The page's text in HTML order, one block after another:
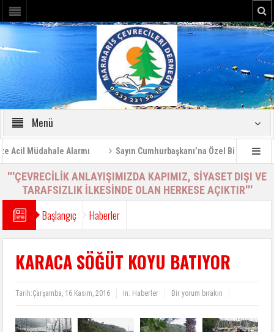
Menü
Müdahale Alarmı Sayın Cumhurbaşkanı’na Özel Bilgilendirme
'''ÇEVRECİLİK ANLAYIŞIMIZDA KAPIMIZ, SİYASET DIŞI VE
TARAFSIZLIK İLKESİNDE OLAN HERKESE AÇIKTIR'''
Başlangıç Haberler
KARACA SÖĞÜT KOYU BATIYOR
Tarih:Çarşamba, 16 Kasım, 2016 in: Haberler Bir yorum bırakın